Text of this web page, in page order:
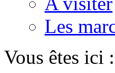
Les
Vous êtes ici :